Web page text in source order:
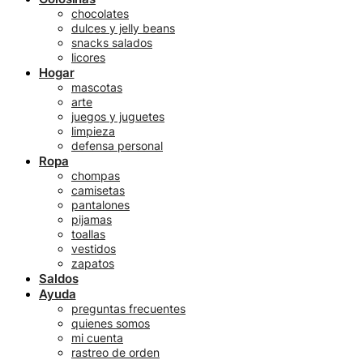
chocolates
dulces y jelly beans
snacks salados
licores
Hogar
mascotas
arte
juegos y juguetes
limpieza
defensa personal
Ropa
chompas
camisetas
pantalones
pijamas
toallas
vestidos
zapatos
Saldos
Ayuda
preguntas frecuentes
quienes somos
mi cuenta
rastreo de orden